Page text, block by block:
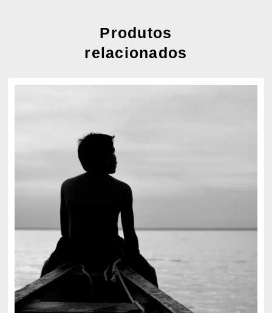
Produtos
relacionados